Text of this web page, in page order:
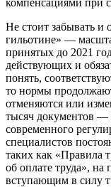
Не стоит забывать и
гильотине» —
принятых до 2021
действующих и
понять,
то нормы
отменяются или
тысяч документов —
современного
специалистов
таких как «Правила
об оплате труда», на
вступающим в силу